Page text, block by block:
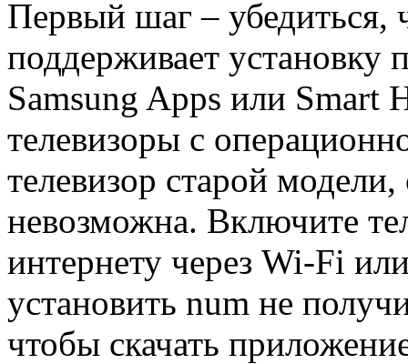
Первый шаг – убедиться,
поддерживает установку
Samsung Apps или Smart
телевизоры с
телевизор старой модели,
невозможна. Включите
интернету через Wi-Fi
установить num не
чтобы скачать